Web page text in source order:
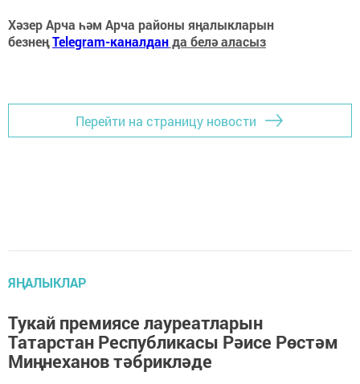
Хәзер Арча һәм Арча районы яңалыкларын
безнеңTelegram-каналданда белә аласыз
Перейти на страницу новости
ЯҢАЛЫКЛАР
Тукай премиясе лауреатларын
Татарстан Республикасы Рәисе Рөстәм
Миңнеханов тәбрикләде